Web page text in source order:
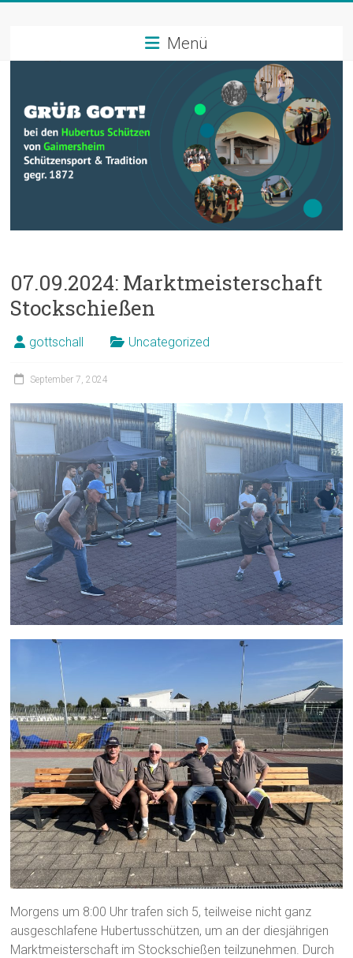
Schützenverein
Hubertus
Schützensport
und
Tradition
Menü
07.09.2024: Marktmeisterschaft
Stockschießen
gottschall Uncategorized
September 7, 2024
Morgens um 8:00 Uhr trafen sich 5, teilweise nicht ganz
ausgeschlafene Hubertusschützen, um an der diesjährigen
Marktmeisterschaft im Stockschießen teilzunehmen. Durch